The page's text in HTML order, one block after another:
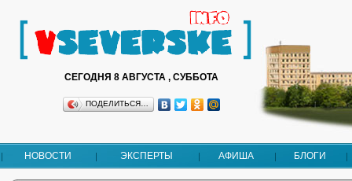
СЕГОДНЯ 8 АВГУСТА , СУББОТА
ПОДЕЛИТЬСЯ…
НОВОСТИ ЭКСПЕРТЫ АФИША БЛОГИ